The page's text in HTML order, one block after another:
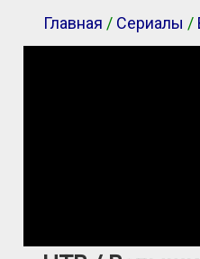
Главная / Сериалы /